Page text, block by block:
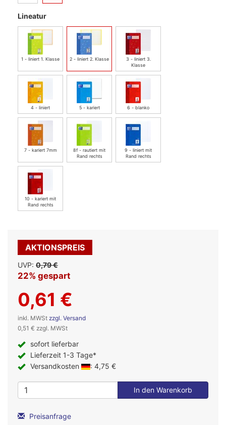
Lineatur
1 - liniert 1. Klasse 2 - liniert 2. Klasse
3 - liniert 3.
Klasse
4 - liniert 5 - kariert 6 - blanko
7 - kariert 7mm
8f - rautiert mit
Rand rechts
9 - liniert mit
Rand rechts
10 - kariert mit
Rand rechts
AKTIONSPREIS
UVP: 0,79 €
22% gespart
0,61 €
inkl. MWSt zzgl. Versand
0,51 € zzgl. MWSt
sofort lieferbar
Lieferzeit 1-3 Tage*
Versandkosten
: 4,75 €
Preisanfrage